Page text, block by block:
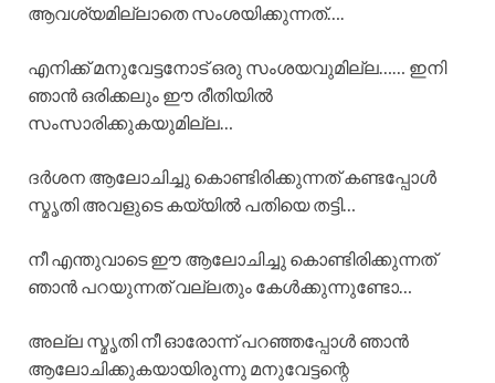
ആവശ്യമില്ലാതെ സംശയിക്കുന്നത്….
എനിക്ക് മനുവേട്ടനോട് ഒരു സംശയവുമില്ല…… ഇനി
ഞാൻ ഒരിക്കലും ഈ രീതിയിൽ
സംസാരിക്കുകയുമില്ല…
ദർശന ആലോചിച്ചു കൊണ്ടിരിക്കുന്നത് കണ്ടപ്പോൾ
സ്മൃതി അവളുടെ കയ്യിൽ പതിയെ തട്ടി…
നീ എന്തുവാടെ ഈ ആലോചിച്ചു കൊണ്ടിരിക്കുന്നത്
ഞാൻ പറയുന്നത് വല്ലതും കേൾക്കുന്നുണ്ടോ…
അല്ല സ്മൃതി നീ ഓരോന്ന് പറഞ്ഞപ്പോൾ ഞാൻ
ആലോചിക്കുകയായിരുന്നു മനുവേട്ടന്റെ